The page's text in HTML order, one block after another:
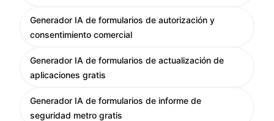
Generador IA de formularios de autorización y
consentimiento comercial
Generador IA de formularios de actualización de
aplicaciones gratis
Generador IA de formularios de informe de
seguridad metro gratis